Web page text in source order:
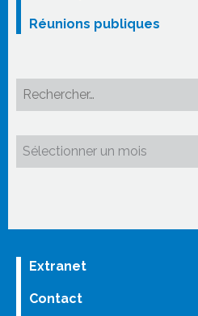
Réunions publiques
Rechercher :
Extranet
Contact